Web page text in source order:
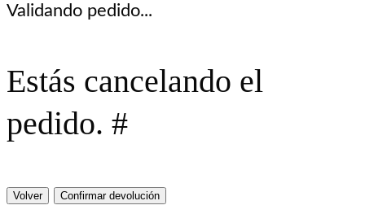
Validando pedido...
Estás cancelando el
pedido. #
Volver Confirmar devolución